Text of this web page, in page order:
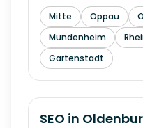
Mitte Oppau
Mundenheim
Gartenstadt
SEO in